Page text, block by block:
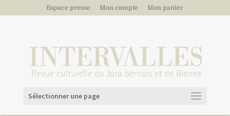
Espace presse Mon compte Mon panier
Sélectionner une page